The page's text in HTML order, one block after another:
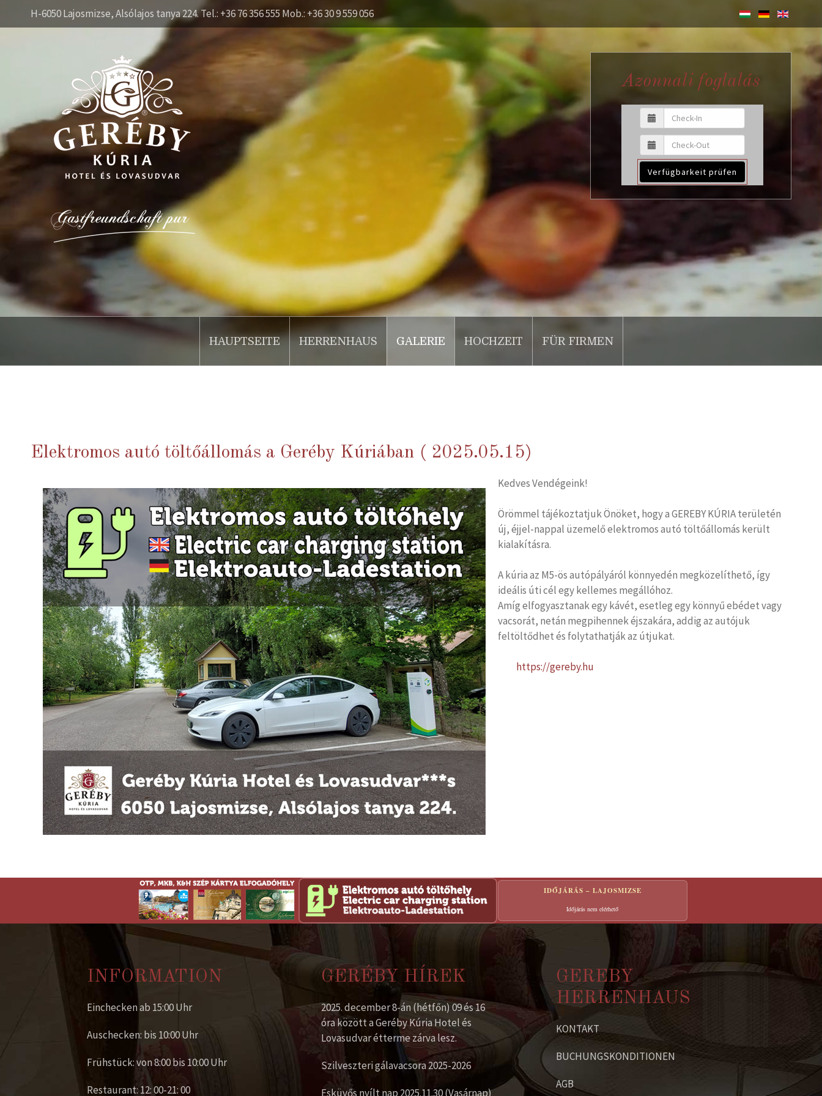
H-6050 Lajosmizse, Alsólajos tanya 224. Tel.: +36 76 356 555 Mob.: +36 30 9 559 056
Azonnali foglalás
Verfügbarkeit prüfen
HAUPTSEITE HERRENHAUS GALERIE HOCHZEIT FÜR FIRMEN
Elektromos autó töltőállomás a Geréby Kúriában ( 2025.05.15)
Kedves Vendégeink!
Örömmel tájékoztatjuk Önöket, hogy a GEREBY KÚRIA területén
új, éjjel-nappal üzemelő elektromos autó töltőállomás került
kialakításra.
A kúria az M5-ös autópályáról könnyedén megközelíthető, így
ideális úti cél egy kellemes megállóhoz.
Amíg elfogyasztanak egy kávét, esetleg egy könnyű ebédet vagy
vacsorát, netán megpihennek éjszakára, addig az autójuk
feltöltődhet és folytathatják az útjukat.
https://gereby.hu
IDŐJÁRÁS – LAJOSMIZSE
Időjárás nem elérhető
INFORMATION
Einchecken ab 15:00 Uhr
Auschecken: bis 10:00 Uhr
Frühstück: von 8:00 bis 10:00 Uhr
Restaurant: 12: 00-21: 00
GERÉBY HÍREK
2025. december 8-án (hétfőn) 09 és 16
óra között a Geréby Kúria Hotel és
Lovasudvar étterme zárva lesz.
Szilveszteri gálavacsora 2025-2026
Esküvős nyílt nap 2025.11.30 (Vasárnap)
GEREBY
HERRENHAUS
KONTAKT
BUCHUNGSKONDITIONEN
AGB